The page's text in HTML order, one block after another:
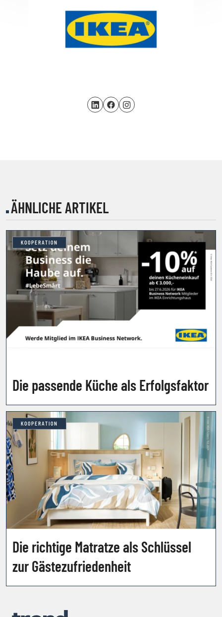
ÄHNLICHE ARTIKEL
KOOPERATION
Die passende Küche als Erfolgsfaktor
KOOPERATION
Die richtige Matratze als Schlüssel
zur Gästezufriedenheit